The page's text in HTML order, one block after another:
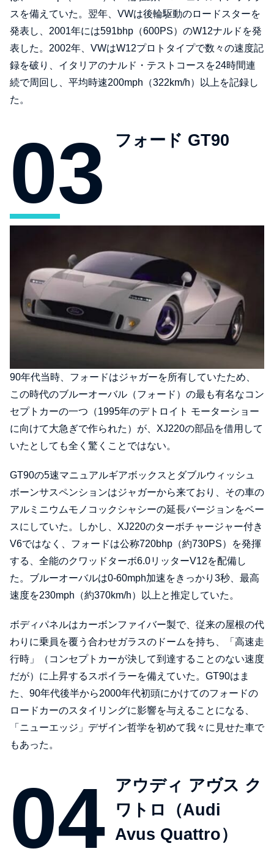
スを備えていた。翌年、VWは後輪駆動のロードスターを
発表し、2001年には591bhp（600PS）のW12ナルドを発
表した。2002年、VWはW12プロトタイプで数々の速度記
録を破り、イタリアのナルド・テストコースを24時間連
続で周回し、平均時速200mph（322km/h）以上を記録し
た。
フォード GT90
90年代当時、フォードはジャガーを所有していたため、
この時代のブルーオーバル（フォード）の最も有名なコン
セプトカーの一つ（1995年のデトロイト モーターショー
に向けて大急ぎで作られた）が、XJ220の部品を借用して
いたとしても全く驚くことではない。
GT90の5速マニュアルギアボックスとダブルウィッシュ
ボーンサスペンションはジャガーから来ており、その車の
アルミニウムモノコックシャシーの延長バージョンをベー
スにしていた。しかし、XJ220のターボチャージャー付き
V6ではなく、フォードは公称720bhp（約730PS）を発揮
する、全能のクワッドターボ6.0リッターV12を配備し
た。ブルーオーバルは0-60mph加速をきっかり3秒、最高
速度を230mph（約370km/h）以上と推定していた。
ボディパネルはカーボンファイバー製で、従来の屋根の代
わりに乗員を覆う合わせガラスのドームを持ち、「高速走
行時」（コンセプトカーが決して到達することのない速度
だが）に上昇するスポイラーを備えていた。GT90はま
た、90年代後半から2000年代初頭にかけてのフォードの
ロードカーのスタイリングに影響を与えることになる、
「ニューエッジ」デザイン哲学を初めて我々に見せた車で
もあった。
アウディ アヴス ク
ワトロ（Audi
Avus Quattro）